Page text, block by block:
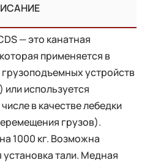
— это канатная
применяется в
устройств
используется
в качестве лебедки
грузов).
1000 кг. Возможна
тали. Медная